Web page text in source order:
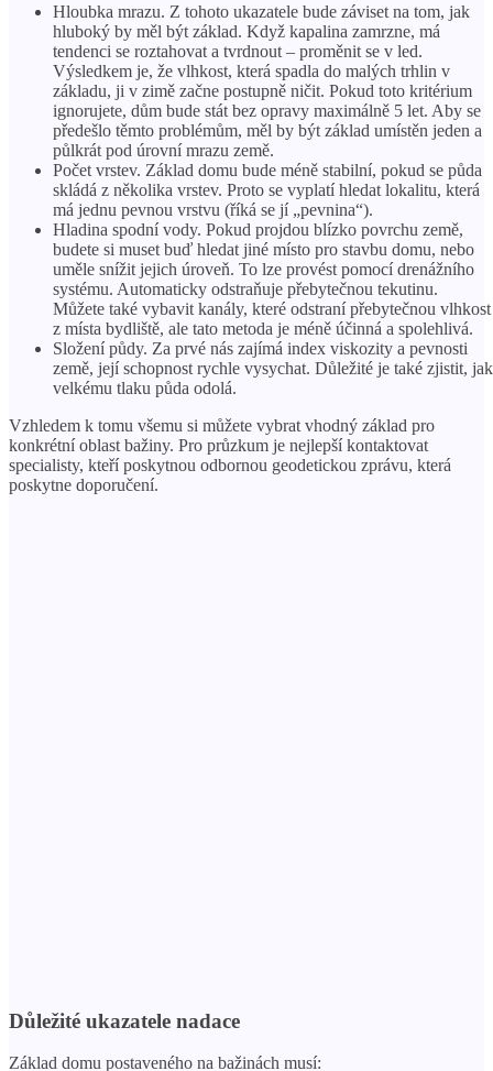
Hloubka mrazu. Z tohoto ukazatele bude záviset na tom, jak
hluboký by měl být základ. Když kapalina zamrzne, má
tendenci se roztahovat a tvrdnout – proměnit se v led.
Výsledkem je, že vlhkost, která spadla do malých trhlin v
základu, ji v zimě začne postupně ničit. Pokud toto kritérium
ignorujete, dům bude stát bez opravy maximálně 5 let. Aby se
předešlo těmto problémům, měl by být základ umístěn jeden a
půlkrát pod úrovní mrazu země.
Počet vrstev. Základ domu bude méně stabilní, pokud se půda
skládá z několika vrstev. Proto se vyplatí hledat lokalitu, která
má jednu pevnou vrstvu (říká se jí „pevnina“).
Hladina spodní vody. Pokud projdou blízko povrchu země,
budete si muset buď hledat jiné místo pro stavbu domu, nebo
uměle snížit jejich úroveň. To lze provést pomocí drenážního
systému. Automaticky odstraňuje přebytečnou tekutinu.
Můžete také vybavit kanály, které odstraní přebytečnou vlhkost
z místa bydliště, ale tato metoda je méně účinná a spolehlivá.
Složení půdy. Za prvé nás zajímá index viskozity a pevnosti
země, její schopnost rychle vysychat. Důležité je také zjistit, jak
velkému tlaku půda odolá.
Vzhledem k tomu všemu si můžete vybrat vhodný základ pro
konkrétní oblast bažiny. Pro průzkum je nejlepší kontaktovat
specialisty, kteří poskytnou odbornou geodetickou zprávu, která
poskytne doporučení.
Důležité ukazatele nadace
Základ domu postaveného na bažinách musí: